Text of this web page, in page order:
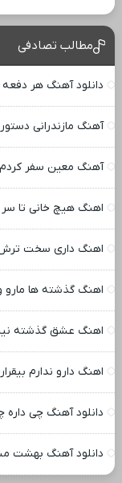
مطالب تصادفی
دانلود آهنگ هر
آهنگ مازندرانی
آهنگ معین سفر کردم
اهنگ هیچ خانی تا سر
اهنگ داری سخت ترش
اهنگ گذشته ها
اهنگ عشق گذشته
اهنگ دارو ندارم
دانلود آهنگ چی
دانلود آهنگ بهشت